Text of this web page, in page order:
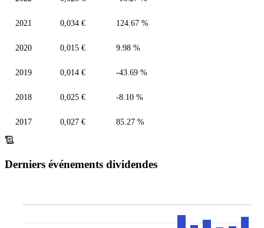
2021 0,034 € 124.67 %
2020 0,015 € 9.98 %
2019 0,014 € -43.69 %
2018 0,025 € -8.10 %
2017 0,027 € 85.27 %
Derniers événements dividendes